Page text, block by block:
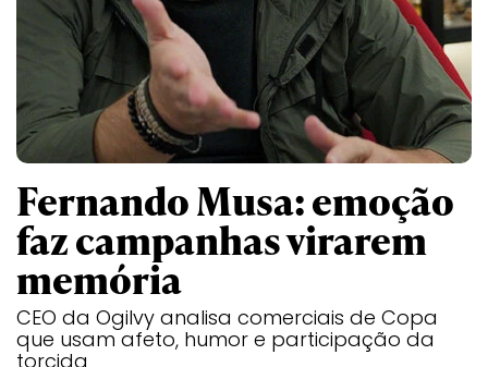
Fernando Musa: emoção
faz campanhas virarem
memória
CEO da Ogilvy analisa comerciais de Copa
que usam afeto, humor e participação da
torcida